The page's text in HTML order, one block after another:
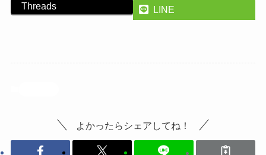
Threads
LINE
よかったらシェアしてね！